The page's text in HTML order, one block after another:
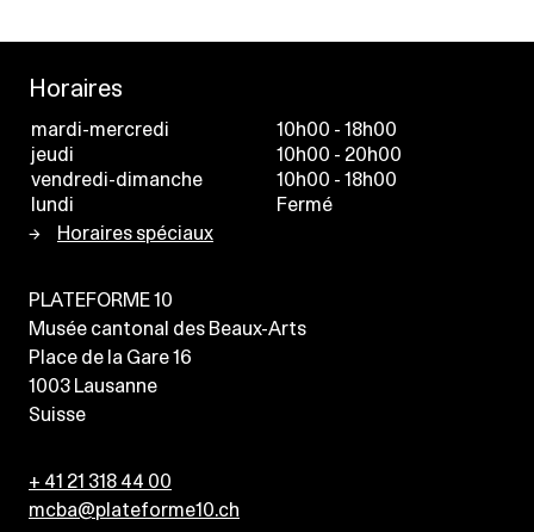
Horaires
mardi-mercredi
10h00 - 18h00
jeudi
10h00 - 20h00
vendredi-dimanche
10h00 - 18h00
lundi
Fermé
Horaires spéciaux
PLATEFORME 10
Musée cantonal des Beaux-Arts
Place de la Gare 16
1003 Lausanne
Suisse
+ 41 21 318 44 00
mcba@plateforme10.ch